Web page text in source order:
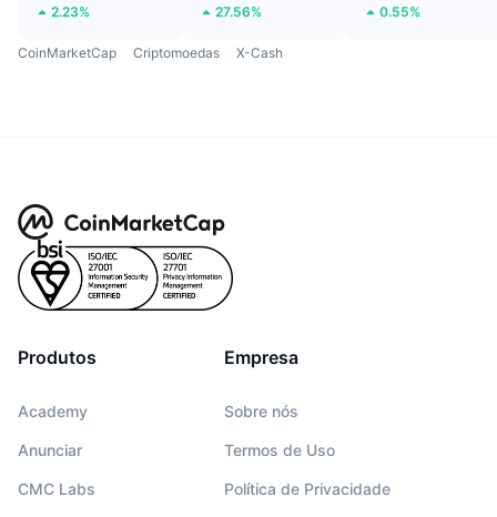
2.23% 27.56% 0.55%
CoinMarketCap Criptomoedas X-Cash
Produtos
Academy
Anunciar
CMC Labs
Empresa
Sobre nós
Termos de Uso
Política de Privacidade